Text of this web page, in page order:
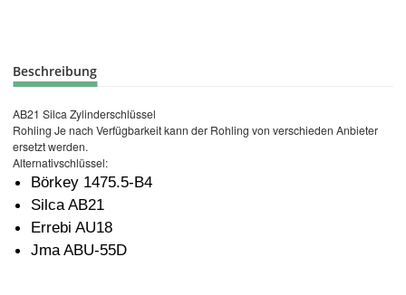
Beschreibung
AB21 Silca Zylinderschlüssel
Rohling Je nach Verfügbarkeit kann der Rohling von verschieden Anbieter
ersetzt werden.
Alternativschlüssel:
Börkey 1475.5-B4
Silca AB21
Errebi AU18
Jma ABU-55D